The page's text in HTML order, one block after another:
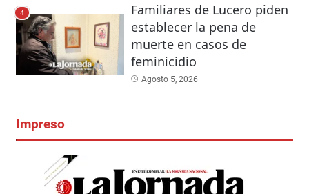
4
Familiares de Lucero piden
establecer la pena de
muerte en casos de
feminicidio
Agosto 5, 2026
Impreso